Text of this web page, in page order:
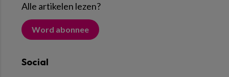
Alle artikelen lezen?
Word abonnee
Social